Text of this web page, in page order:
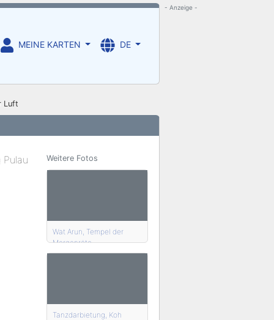
MEINE KARTEN DE
Luft
Weitere Fotos
Wat Arun, Tempel der
Morgenröte
Tanzdarbietung, Koh
- Anzeige -